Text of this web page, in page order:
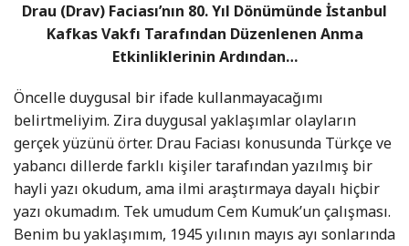
Drau (Drav) Faciası’nın 80. Yıl Dönümünde İstanbul
Kafkas Vakfı Tarafından Düzenlenen Anma
Etkinliklerinin Ardından…
Öncelle duygusal bir ifade kullanmayacağımı
belirtmeliyim. Zira duygusal yaklaşımlar olayların
gerçek yüzünü örter. Drau Faciası konusunda Türkçe ve
yabancı dillerde farklı kişiler tarafından yazılmış bir
hayli yazı okudum, ama ilmi araştırmaya dayalı hiçbir
yazı okumadım. Tek umudum Cem Kumuk’un çalışması.
Benim bu yaklaşımım, 1945 yılının mayıs ayı sonlarında